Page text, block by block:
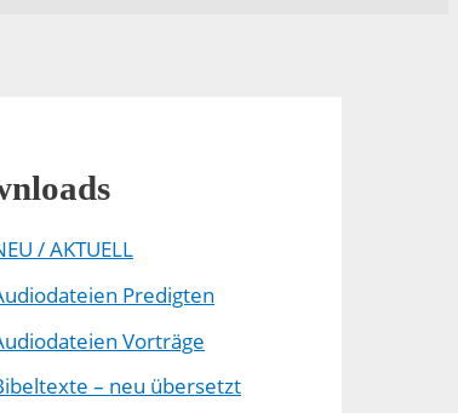
/ AKTUELL
Predigten
Vorträge
– neu übersetzt